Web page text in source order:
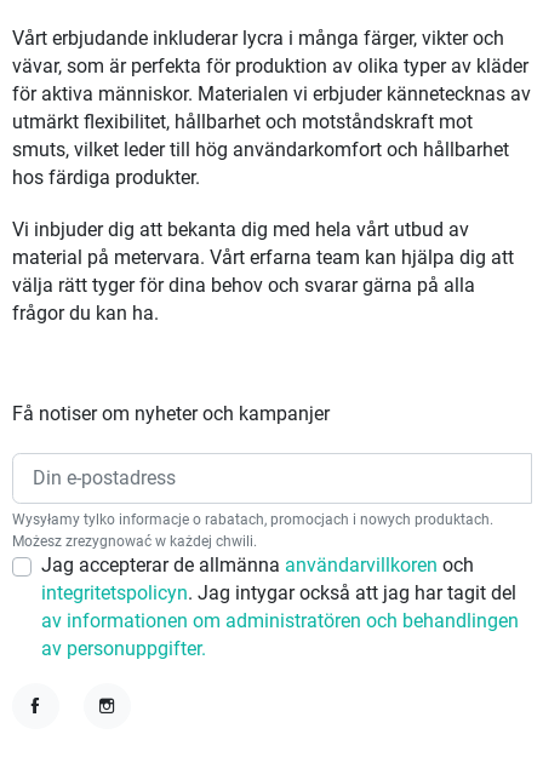
Vårt erbjudande inkluderar lycra i många färger, vikter och
vävar, som är perfekta för produktion av olika typer av kläder
för aktiva människor. Materialen vi erbjuder kännetecknas av
utmärkt flexibilitet, hållbarhet och motståndskraft mot
smuts, vilket leder till hög användarkomfort och hållbarhet
hos färdiga produkter.
Vi inbjuder dig att bekanta dig med hela vårt utbud av
material på metervara. Vårt erfarna team kan hjälpa dig att
välja rätt tyger för dina behov och svarar gärna på alla
frågor du kan ha.
Få notiser om nyheter och kampanjer
Wysyłamy tylko informacje o rabatach, promocjach i nowych produktach.
Możesz zrezygnować w każdej chwili.
Jag accepterar de allmänna användarvillkoren och
integritetspolicyn. Jag intygar också att jag har tagit del
av informationen om administratören och behandlingen
av personuppgifter.